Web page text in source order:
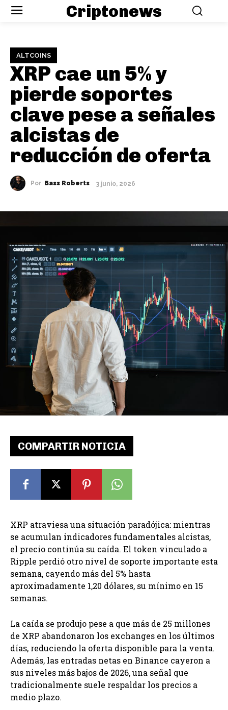
Criptonews
ALTCOINS
XRP cae un 5% y
pierde soportes
clave pese a señales
alcistas de
reducción de oferta
Por Bass Roberts 3 junio, 2026
COMPARTIR NOTICIA
XRP atraviesa una situación paradójica: mientras
se acumulan indicadores fundamentales alcistas,
el precio continúa su caída. El token vinculado a
Ripple perdió otro nivel de soporte importante esta
semana, cayendo más del 5% hasta
aproximadamente 1,20 dólares, su mínimo en 15
semanas.
La caída se produjo pese a que más de 25 millones
de XRP abandonaron los exchanges en los últimos
días, reduciendo la oferta disponible para la venta.
Además, las entradas netas en Binance cayeron a
sus niveles más bajos de 2026, una señal que
tradicionalmente suele respaldar los precios a
medio plazo.